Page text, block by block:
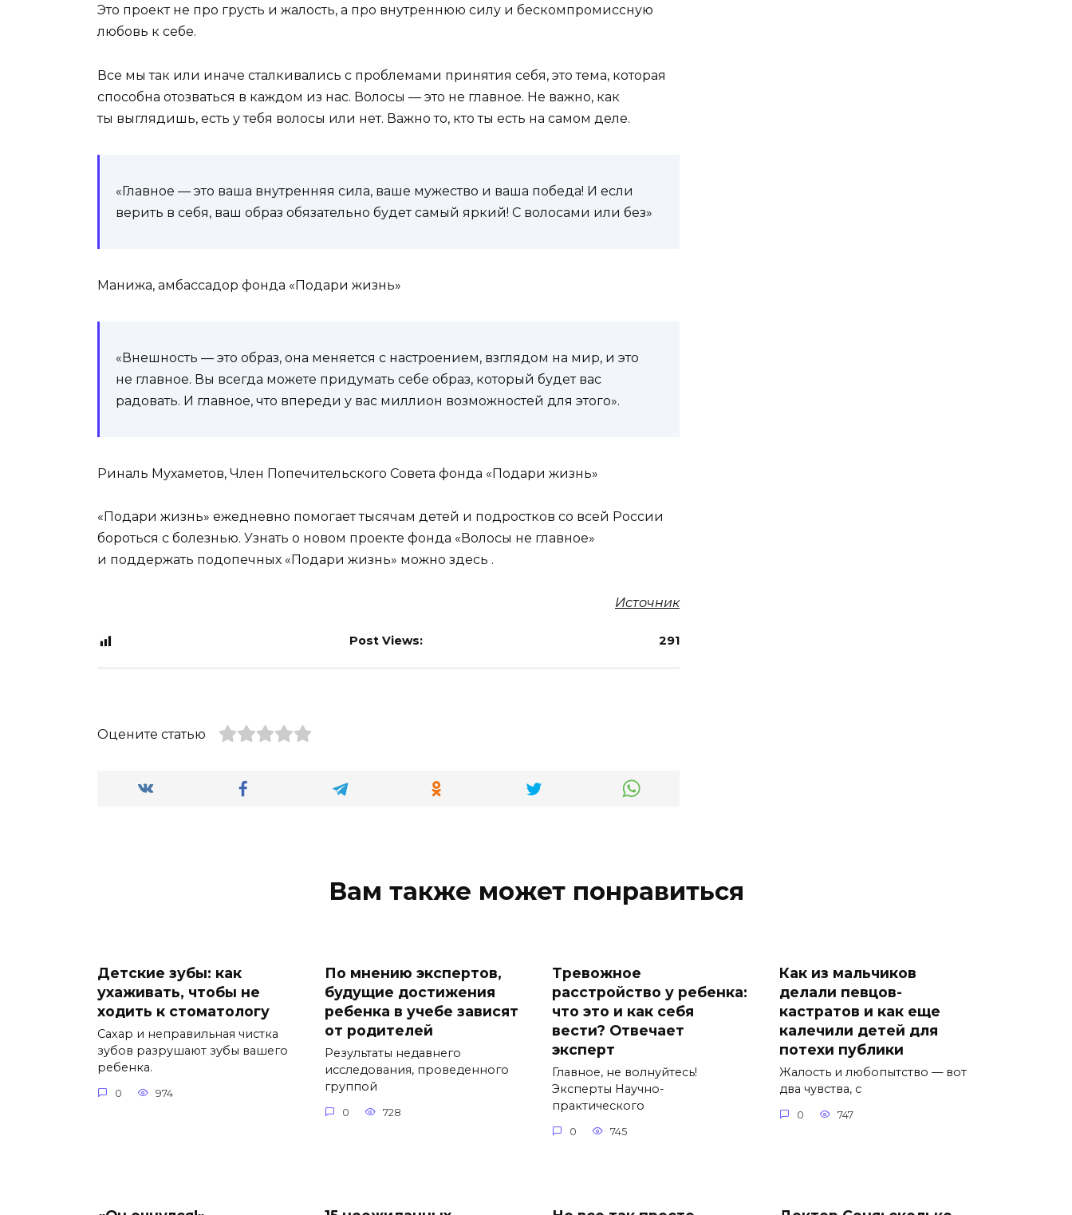
Это проект не про грусть и жалость, а про внутреннюю силу и бескомпромиссную
любовь к себе.
Все мы так или иначе сталкивались с проблемами принятия себя, это тема, которая
способна отозваться в каждом из нас. Волосы — это не главное. Не важно, как
ты выглядишь, есть у тебя волосы или нет. Важно то, кто ты есть на самом деле.
«Главное — это ваша внутренняя сила, ваше мужество и ваша победа! И если
верить в себя, ваш образ обязательно будет самый яркий! С волосами или без»
Манижа, амбассадор фонда «Подари жизнь»
«Внешность — это образ, она меняется с настроением, взглядом на мир, и это
не главное. Вы всегда можете придумать себе образ, который будет вас
радовать. И главное, что впереди у вас миллион возможностей для этого».
Риналь Мухаметов, Член Попечительского Совета фонда «Подари жизнь»
«Подари жизнь» ежедневно помогает тысячам детей и подростков со всей России
бороться с болезнью. Узнать о новом проекте фонда «Волосы не главное»
и поддержать подопечных «Подари жизнь» можно здесь .
Источник
Post Views: 291
Оцените статью
Вам также может понравиться
Детские зубы: как
ухаживать, чтобы не
ходить к стоматологу
Сахар и неправильная чистка
зубов разрушают зубы вашего
ребенка.
0 974
По мнению экспертов,
будущие достижения
ребенка в учебе зависят
от родителей
Результаты недавнего
исследования, проведенного
группой
0 728
Тревожное
расстройство у ребенка:
что это и как себя
вести? Отвечает
эксперт
Главное, не волнуйтесь!
Эксперты Научно-
практического
0 745
Как из мальчиков
делали певцов-
кастратов и как еще
калечили детей для
потехи публики
Жалость и любопытство — вот
два чувства, с
0 747